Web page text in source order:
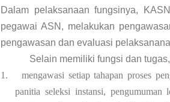
Dalam pelaksanaan fungsinya,
pegawai ASN, melakukan
pengawasan dan evaluasi
Selain memiliki fungsi dan
1.
mengawasi setiap tahapan proses
panitia seleksi instansi, pengumuman